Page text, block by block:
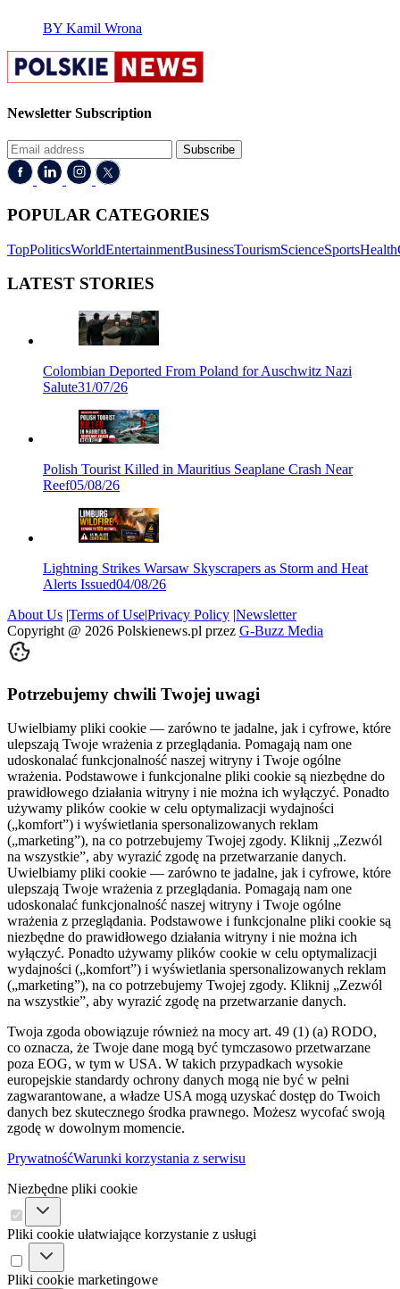
BY Kamil Wrona
Newsletter Subscription
Subscribe
POPULAR CATEGORIES
TopPoliticsWorldEntertainmentBusinessTourismScienceSportsHealth
LATEST STORIES
Colombian Deported From Poland for Auschwitz Nazi
Salute31/07/26
Polish Tourist Killed in Mauritius Seaplane Crash Near
Reef05/08/26
Lightning Strikes Warsaw Skyscrapers as Storm and Heat
Alerts Issued04/08/26
About Us |Terms of Use|Privacy Policy |Newsletter
Copyright @ 2026 Polskienews.pl przez G-Buzz Media
Potrzebujemy chwili Twojej uwagi
Uwielbiamy pliki cookie — zarówno te jadalne, jak i cyfrowe, które
ulepszają Twoje wrażenia z przeglądania. Pomagają nam one
udoskonalać funkcjonalność naszej witryny i Twoje ogólne
wrażenia. Podstawowe i funkcjonalne pliki cookie są niezbędne do
prawidłowego działania witryny i nie można ich wyłączyć. Ponadto
używamy plików cookie w celu optymalizacji wydajności
(„komfort”) i wyświetlania spersonalizowanych reklam
(„marketing”), na co potrzebujemy Twojej zgody. Kliknij „Zezwól
na wszystkie”, aby wyrazić zgodę na przetwarzanie danych.
Uwielbiamy pliki cookie — zarówno te jadalne, jak i cyfrowe, które
ulepszają Twoje wrażenia z przeglądania. Pomagają nam one
udoskonalać funkcjonalność naszej witryny i Twoje ogólne
wrażenia z przeglądania. Podstawowe i funkcjonalne pliki cookie są
niezbędne do prawidłowego działania witryny i nie można ich
wyłączyć. Ponadto używamy plików cookie w celu optymalizacji
wydajności („komfort”) i wyświetlania spersonalizowanych reklam
(„marketing”), na co potrzebujemy Twojej zgody. Kliknij „Zezwól
na wszystkie”, aby wyrazić zgodę na przetwarzanie danych.
Twoja zgoda obowiązuje również na mocy art. 49 (1) (a) RODO,
co oznacza, że ​​Twoje dane mogą być tymczasowo przetwarzane
poza EOG, w tym w USA. W takich przypadkach wysokie
europejskie standardy ochrony danych mogą nie być w pełni
zagwarantowane, a władze USA mogą uzyskać dostęp do Twoich
danych bez skutecznego środka prawnego. Możesz wycofać swoją
zgodę w dowolnym momencie.
PrywatnośćWarunki korzystania z serwisu
Niezbędne pliki cookie
Pliki cookie ułatwiające korzystanie z usługi
Pliki cookie marketingowe